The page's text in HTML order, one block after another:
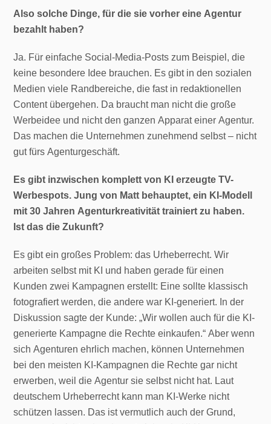
Also solche Dinge, für die sie vorher eine Agentur
bezahlt haben?
Ja. Für einfache Social-Media-Posts zum Beispiel, die
keine besondere Idee brauchen. Es gibt in den sozialen
Medien viele Randbereiche, die fast in redaktionellen
Content übergehen. Da braucht man nicht die große
Werbeidee und nicht den ganzen Apparat einer Agentur.
Das machen die Unternehmen zunehmend selbst – nicht
gut fürs Agenturgeschäft.
Es gibt inzwischen komplett von KI erzeugte TV-
Werbespots. Jung von Matt behauptet, ein KI-Modell
mit 30 Jahren Agenturkreativität trainiert zu haben.
Ist das die Zukunft?
Es gibt ein großes Problem: das Urheberrecht. Wir
arbeiten selbst mit KI und haben gerade für einen
Kunden zwei Kampagnen erstellt: Eine sollte klassisch
fotografiert werden, die andere war KI-generiert. In der
Diskussion sagte der Kunde: „Wir wollen auch für die KI-
generierte Kampagne die Rechte einkaufen.“ Aber wenn
sich Agenturen ehrlich machen, können Unternehmen
bei den meisten KI-Kampagnen die Rechte gar nicht
erwerben, weil die Agentur sie selbst nicht hat. Laut
deutschem Urheberrecht kann man KI-Werke nicht
schützen lassen. Das ist vermutlich auch der Grund,